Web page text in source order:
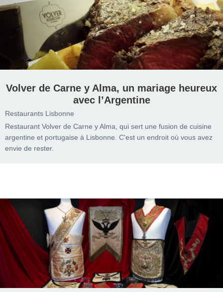
Volver de Carne y Alma, un mariage heureux
avec l’Argentine
Restaurants Lisbonne
Restaurant Volver de Carne y Alma, qui sert une fusion de cuisine
argentine et portugaise à Lisbonne. C'est un endroit où vous avez
envie de rester.